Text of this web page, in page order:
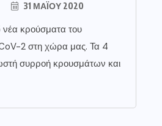
31 ΜΑΪ́ΟΥ 2020
νέα κρούσματα του
2 στη χώρα μας. Τα 4
συρροή κρουσμάτων και